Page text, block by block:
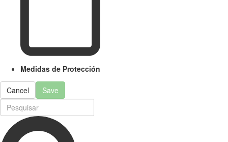
Medidas de Protección
Cancel Save